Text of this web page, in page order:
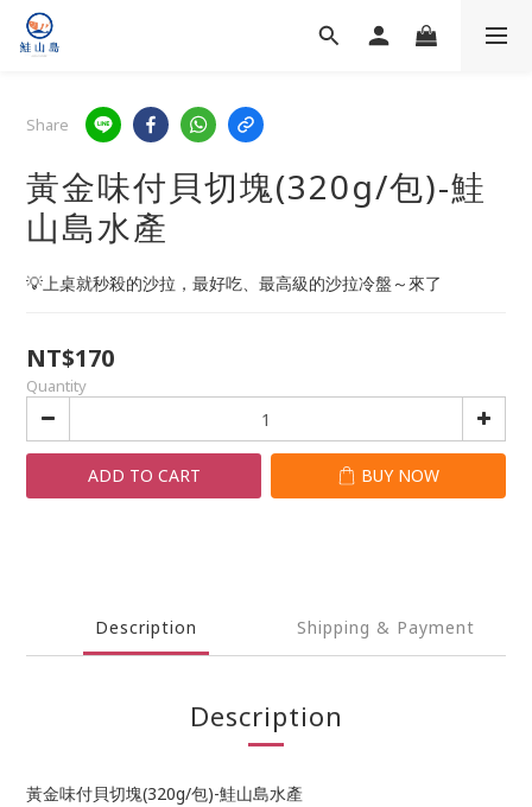
Share
黃金味付貝切塊(320g/包)-鮭
山島水產
💡上桌就秒殺的沙拉，最好吃、最高級的沙拉冷盤～來了
NT$170
Quantity
ADD TO CART BUY NOW
Description Shipping & Payment
Description
黃金味付貝切塊(320g/包)-鮭山島水產